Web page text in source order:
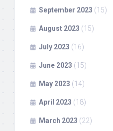
September 2023 (15)
August 2023 (15)
July 2023 (16)
June 2023 (15)
May 2023 (14)
April 2023 (18)
March 2023 (22)